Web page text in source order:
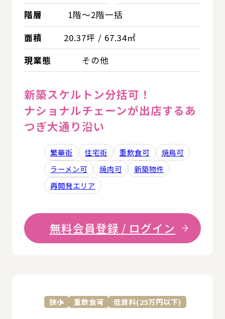
階層
1階～2階一括
面積
20.37坪 / 67.34㎡
現業態
その他
新築スケルトン分括可！
ナショナルチェーンが出店するあ
つぎ大通り沿い
繁華街 住宅街 重飲食可
焼鳥可
ラーメン可
焼肉可
新築物件
再開発エリア
無料会員登録 / ログイン
狭小 重飲食可 低賃料(25万円以下)